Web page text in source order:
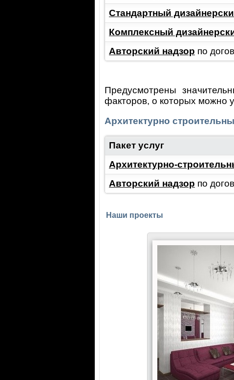
Стандартный
Комплексный
Авторский надзор по
Предусмотрены
факторов, о которых можно
Архитектурно
Пакет услуг
Архитектурно-
Авторский надзор по
Наши проекты